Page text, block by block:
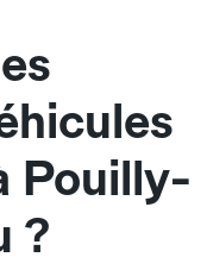
Pouilly-
?